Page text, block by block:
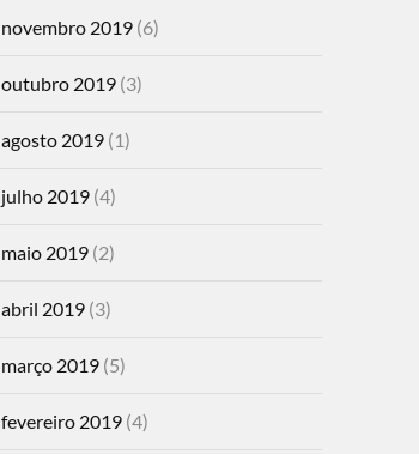
novembro 2019(6)
outubro 2019(3)
agosto 2019(1)
julho 2019(4)
maio 2019(2)
abril 2019(3)
março 2019(5)
fevereiro 2019(4)